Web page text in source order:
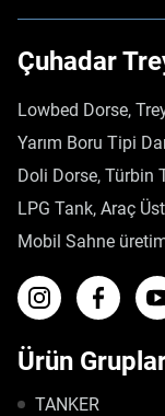
Çuhadar
Lowbed Dorse,
Yarım Boru Tipi
Doli Dorse, Türbin
LPG Tank, Araç
Mobil Sahne
Ürün
TANKER